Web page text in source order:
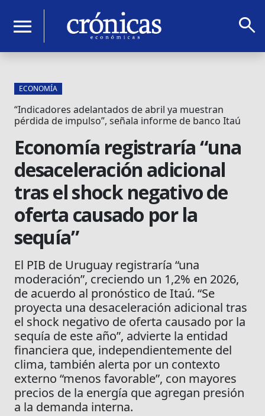
menu search
ECONOMÍA
“Indicadores adelantados de abril ya muestran
pérdida de impulso”, señala informe de banco Itaú
Economía registraría “una
desaceleración adicional
tras el shock negativo de
oferta causado por la
sequía”
El PIB de Uruguay registraría “una
moderación”, creciendo un 1,2% en 2026,
de acuerdo al pronóstico de Itaú. “Se
proyecta una desaceleración adicional tras
el shock negativo de oferta causado por la
sequía de este año”, advierte la entidad
financiera que, independientemente del
clima, también alerta por un contexto
externo “menos favorable”, con mayores
precios de la energía que agregan presión
a la demanda interna.